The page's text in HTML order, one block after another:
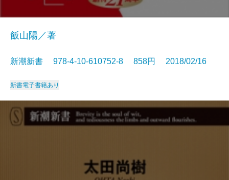
飯山陽／著
新潮新書 978-4-10-610752-8 858円 2018/02/16
新書電子書籍あり